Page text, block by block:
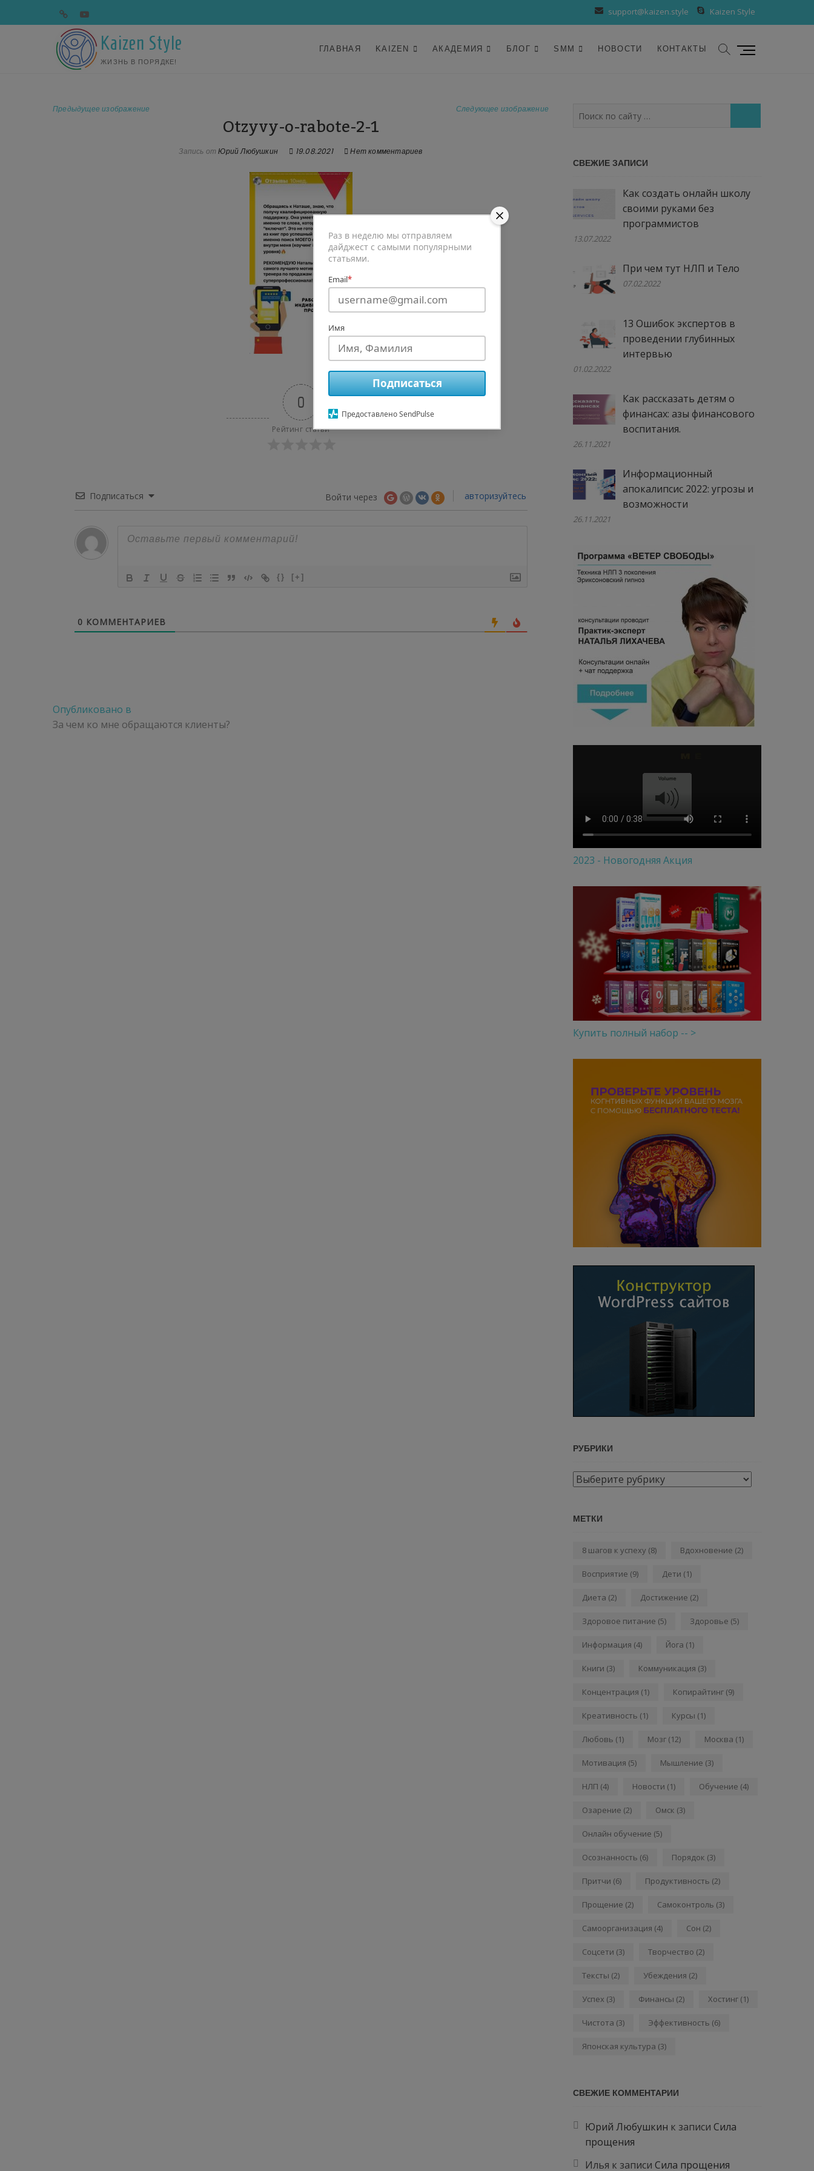
к
содержимому
support@kaizen.style Kaizen Style
telegramyoutube
Kaizen Style
ЖИЗНЬ В ПОРЯДКЕ!
ГЛАВНАЯ KAIZEN АКАДЕМИЯ БЛОГ SMM НОВОСТИ КОНТАКТЫ
К
Предыдущее изображение Следующее изображение
Otzyvy-o-rabote-2-1
Запись от Юрий Любушкин 19.08.2021 Нет комментариев
0
Рейтинг статьи
Подписаться Войти через авторизуйтесь
{} [+]
0 КОММЕНТАРИЕВ
Навигация
по
Опубликовано в
За чем ко мне обращаются клиенты?
по
СВЕЖИЕ ЗАПИСИ
Как создать онлайн школу
своими руками без
программистов
13.07.2022
При чем тут НЛП и Тело
07.02.2022
13 Ошибок экспертов в
проведении глубинных
интервью
01.02.2022
Как рассказать детям о
финансах: азы финансового
воспитания.
26.11.2021
Информационный
апокалипсис 2022: угрозы и
возможности
26.11.2021
2023 - Новогодняя Акция
Купить полный набор -- >
РУБРИКИ
Рубрики
МЕТКИ
8 шагов к успеху (8) Вдохновение (2)
Восприятие (9) Дети (1)
Диета (2) Достижение (2)
Здоровое питание (5) Здоровье (5)
Информация (4) Йога (1)
Книги (3) Коммуникация (3)
Концентрация (1) Копирайтинг (9)
Креативность (1) Курсы (1)
Любовь (1) Мозг (12) Москва (1)
Мотивация (5) Мышление (3)
НЛП (4) Новости (1) Обучение (4)
Озарение (2) Омск (3)
Онлайн обучение (5)
Осознанность (6) Порядок (3)
Притчи (6) Продуктивность (2)
Прощение (2) Самоконтроль (3)
Самоорганизация (4) Сон (2)
Соцсети (3) Творчество (2)
Тексты (2) Убеждения (2)
Успех (3) Финансы (2) Хостинг (1)
Чистота (3) Эффективность (6)
Японская культура (3)
СВЕЖИЕ КОММЕНТАРИИ
Юрий Любушкин к записи Сила
прощения
Илья к записи Сила прощения
Раз в неделю мы отправляем
дайджест с самыми популярными
статьями.
Email*
Имя
Подписаться
Предоставлено SendPulse